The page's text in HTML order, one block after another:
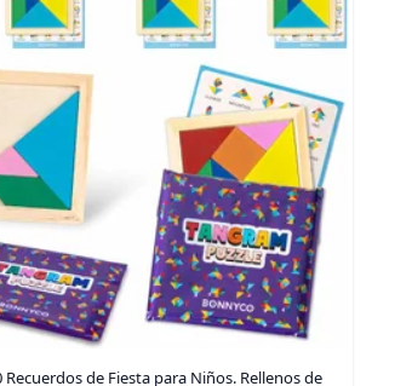
de Fiesta para Niños. Rellenos de